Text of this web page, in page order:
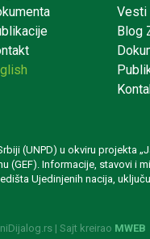
Vesti
Blog
(UNPD) u okviru
(GEF). Informacije, stavovi
Ujedinjenih nacija,
| Sajt kreirao MWEB